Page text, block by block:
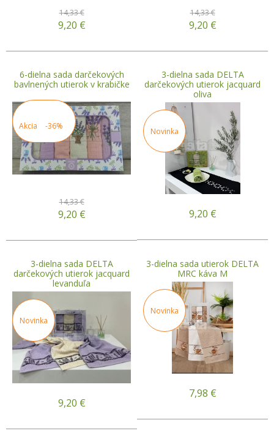
14,33 €
9,20 €
14,33 €
9,20 €
6-dielna sada darčekových
bavlnených utierok v krabičke
Akcia -36%
14,33 €
9,20 €
3-dielna sada DELTA
darčekových utierok jacquard
oliva
Novinka
9,20 €
3-dielna sada DELTA
darčekových utierok jacquard
levanduľa
Novinka
9,20 €
3-dielna sada utierok DELTA
MRC káva M
Novinka
7,98 €